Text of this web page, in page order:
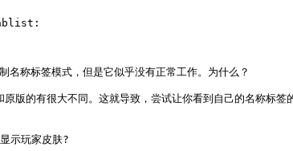
名称标签模式，但是它似乎没有正常工作。为什么？
原版的有很大不同。这就导致，尝试让你看到自己的名称
示玩家皮肤?